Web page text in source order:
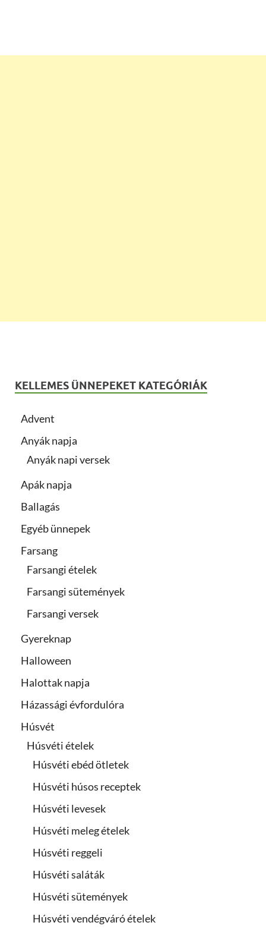
KELLEMES ÜNNEPEKET KATEGÓRIÁK
Advent
Anyák napja
Anyák napi versek
Apák napja
Ballagás
Egyéb ünnepek
Farsang
Farsangi ételek
Farsangi sütemények
Farsangi versek
Gyereknap
Halloween
Halottak napja
Házassági évfordulóra
Húsvét
Húsvéti ételek
Húsvéti ebéd ötletek
Húsvéti húsos receptek
Húsvéti levesek
Húsvéti meleg ételek
Húsvéti reggeli
Húsvéti saláták
Húsvéti sütemények
Húsvéti vendégváró ételek